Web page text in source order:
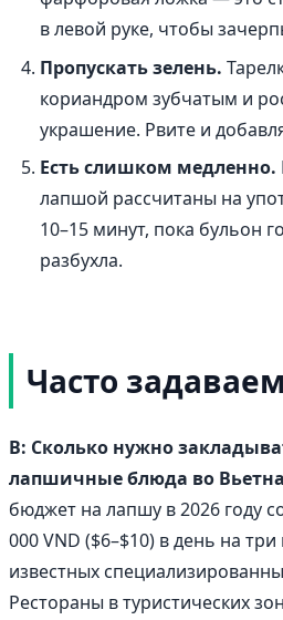
в левой руке, чтобы
Пропускать зелень.
кориандром зубчатым и
украшение. Рвите и
Есть слишком медленно.
лапшой рассчитаны на
10–15 минут, пока бульон
разбухла.
Часто
В: Сколько нужно
лапшичные блюда во
бюджет на лапшу в 2026 году
000 VND ($6–$10) в день на
известных
Рестораны в туристических